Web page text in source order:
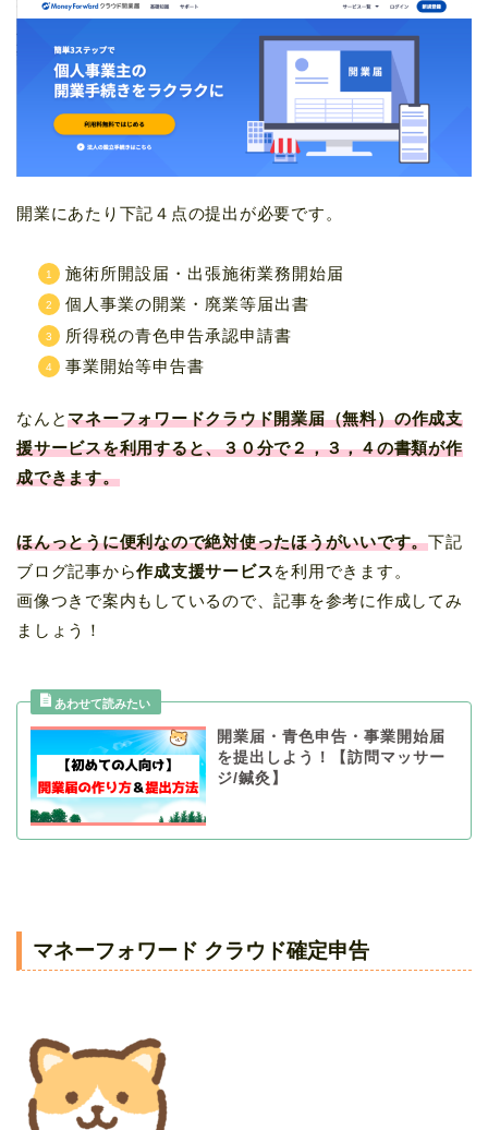
開業にあたり下記４点の提出が必要です。
施術所開設届・出張施術業務開始届
個人事業の開業・廃業等届出書
所得税の青色申告承認申請書
事業開始等申告書
なんとマネーフォワードクラウド開業届（無料）の作成支
援サービスを利用すると、３０分で２，３，４の書類が作
成できます。
ほんっとうに便利なので絶対使ったほうがいいです。下記
ブログ記事から作成支援サービスを利用できます。
画像つきで案内もしているので、記事を参考に作成してみ
ましょう！
開業届・青色申告・事業開始届
を提出しよう！【訪問マッサー
ジ/鍼灸】
マネーフォワード クラウド確定申告